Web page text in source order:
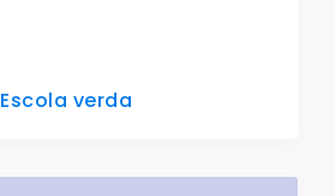
Escola verda